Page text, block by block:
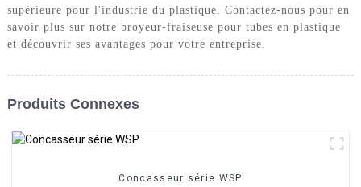
supérieure pour l'industrie du plastique. Contactez-nous pour en
savoir plus sur notre broyeur-fraiseuse pour tubes en plastique
et découvrir ses avantages pour votre entreprise.
Produits Connexes
Concasseur série WSP